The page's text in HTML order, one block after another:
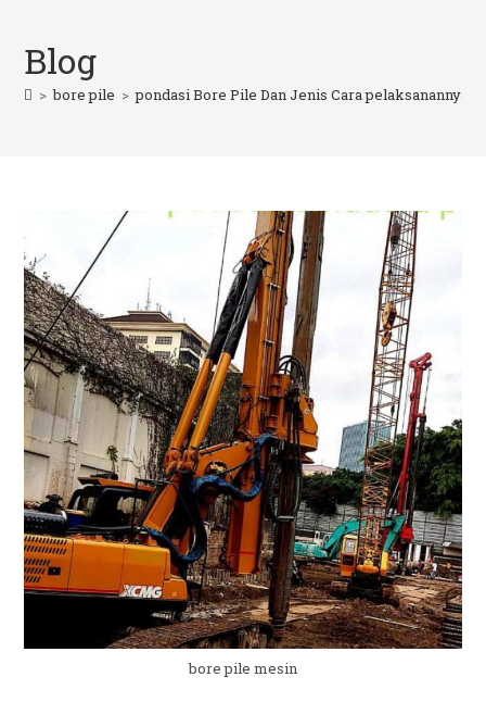
content
Blog
> bore pile > pondasi Bore Pile Dan Jenis Cara pelaksanannya
bore pile mesin